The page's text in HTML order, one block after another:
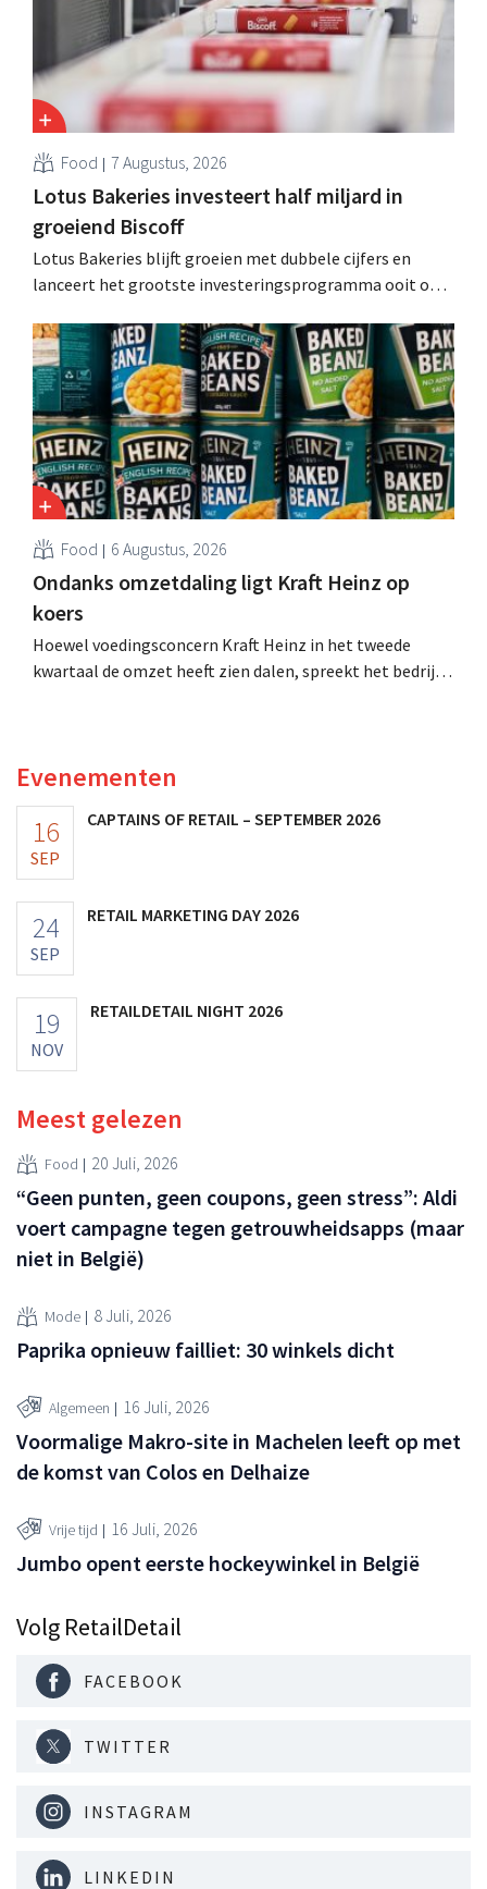
Food 7 Augustus, 2026
Lotus Bakeries investeert half miljard in
groeiend Biscoff
Lotus Bakeries blijft groeien met dubbele cijfers en
lanceert het grootste investeringsprogramma ooit om
moeten dit momentum grijpen”.
Food 6 Augustus, 2026
Ondanks omzetdaling ligt Kraft Heinz op
koers
Hoewel voedingsconcern Kraft Heinz in het tweede
kwartaal de omzet heeft zien dalen, spreekt het bedrijf
Evenementen
16
SEP
CAPTAINS OF RETAIL – SEPTEMBER 2026
24
SEP
RETAIL MARKETING DAY 2026
19
NOV
RETAILDETAIL NIGHT 2026
Meest gelezen
Food 20 Juli, 2026
“Geen punten, geen coupons, geen stress”: Aldi
voert campagne tegen getrouwheidsapps (maar
niet in België)
Mode 8 Juli, 2026
Paprika opnieuw failliet: 30 winkels dicht
Algemeen 16 Juli, 2026
Voormalige Makro-site in Machelen leeft op met
de komst van Colos en Delhaize
Vrije tijd 16 Juli, 2026
Jumbo opent eerste hockeywinkel in België
Volg RetailDetail
FACEBOOK
TWITTER
INSTAGRAM
LINKEDIN